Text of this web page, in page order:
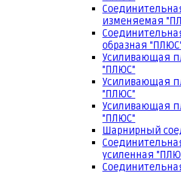
изменяемая
образная
Усиливающая
"ПЛЮС"
Усиливающая
"ПЛЮС"
Усиливающая
"ПЛЮС"
Шарнирный
усиленная